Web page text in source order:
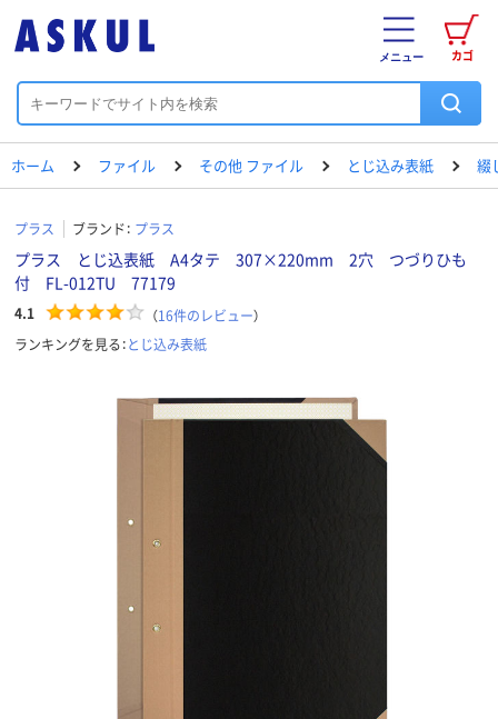
カゴ
メニュー
ホーム ファイル その他 ファイル とじ込み表紙 綴
プラス ブランド： プラス
プラス とじ込表紙 A4タテ 307×220mm 2穴 つづりひも
付 FL-012TU 77179
4.1 （16件のレビュー）
ランキングを見る：とじ込み表紙